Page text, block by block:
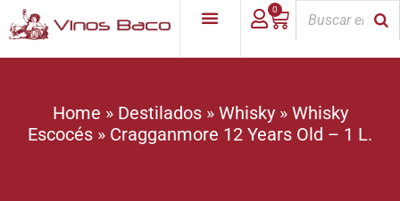
0
Home » Destilados» Whisky» Whisky
Escocés » Cragganmore 12 Years Old – 1 L.